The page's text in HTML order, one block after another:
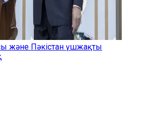
және Пәкістан үшжақты